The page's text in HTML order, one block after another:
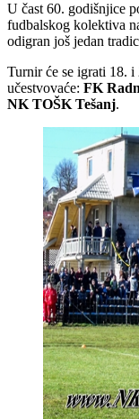
U čast 60. godišnjice
fudbalskog kolektiva
odigran još jedan
Turnir će se igrati 18.
učestvovaće: FK
NK TOŠK Tešanj.